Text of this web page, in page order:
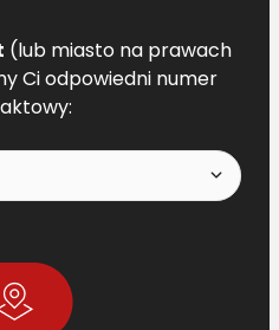
(lub miasto na prawach
Ci odpowiedni numer